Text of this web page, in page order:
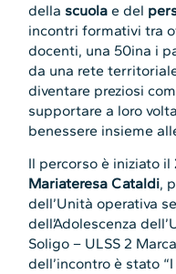
della scuola e del
incontri formativi tra
docenti, una 50ina i
da una rete
diventare preziosi
supportare a loro
benessere insieme
Il percorso è iniziato il
Mariateresa Cataldi,
dell’Unità operativa
dell’Adolescenza
Soligo – ULSS 2
dell’incontro è stato